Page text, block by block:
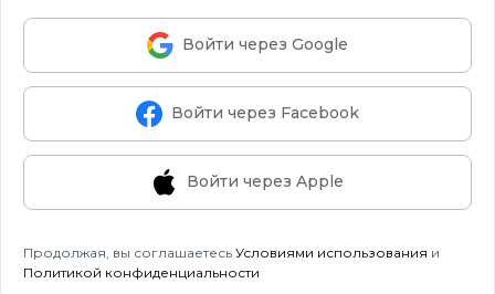
Войти через Google
Войти через Facebook
Войти через Apple
Продолжая, вы соглашаетесь Условиями использования и
Политикой конфиденциальности